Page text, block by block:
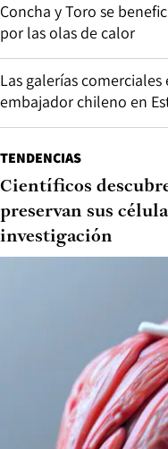
Concha y Toro se
por las olas de calor
Las galerías
embajador chileno en
TENDENCIAS
Científicos
preservan sus
investigación